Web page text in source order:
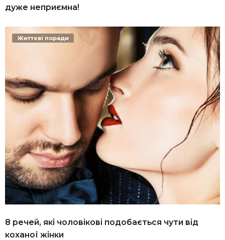
дуже неприємна!
8 речей, які чоловікові подобається чути від
коханої жінки
Життєві поради